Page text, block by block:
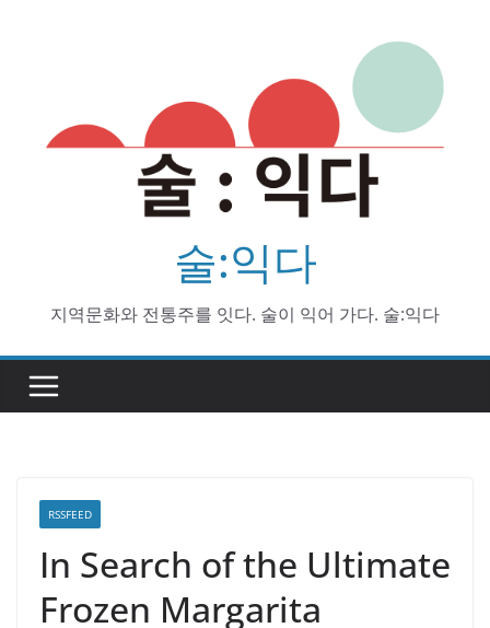
술:익다
지역문화와 전통주를 잇다. 술이 익어 가다. 술:익다
RSSFEED
In Search of the Ultimate
Frozen Margarita